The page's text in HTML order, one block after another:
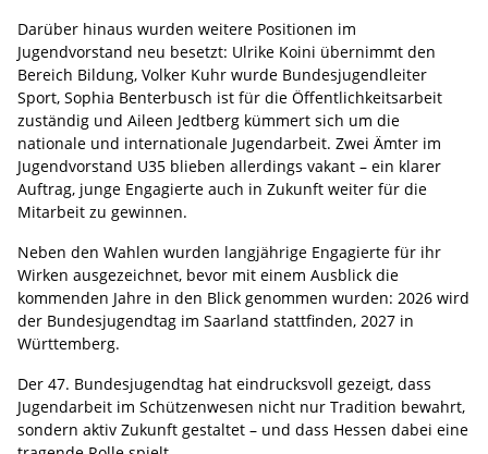
Darüber hinaus wurden weitere Positionen im
Jugendvorstand neu besetzt: Ulrike Koini übernimmt den
Bereich Bildung, Volker Kuhr wurde Bundesjugendleiter
Sport, Sophia Benterbusch ist für die Öffentlichkeitsarbeit
zuständig und Aileen Jedtberg kümmert sich um die
nationale und internationale Jugendarbeit. Zwei Ämter im
Jugendvorstand U35 blieben allerdings vakant – ein klarer
Auftrag, junge Engagierte auch in Zukunft weiter für die
Mitarbeit zu gewinnen.
Neben den Wahlen wurden langjährige Engagierte für ihr
Wirken ausgezeichnet, bevor mit einem Ausblick die
kommenden Jahre in den Blick genommen wurden: 2026 wird
der Bundesjugendtag im Saarland stattfinden, 2027 in
Württemberg.
Der 47. Bundesjugendtag hat eindrucksvoll gezeigt, dass
Jugendarbeit im Schützenwesen nicht nur Tradition bewahrt,
sondern aktiv Zukunft gestaltet – und dass Hessen dabei eine